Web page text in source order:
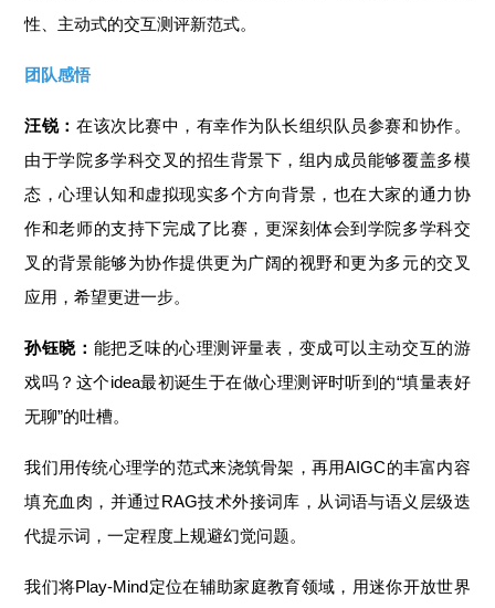
性、主动式的交互测评新范式。
团队感悟
汪锐： 在该次比赛中，有幸作为队长组织队员参赛和协作。
由于学院多学科交叉的招生背景下，组内成员能够覆盖多模
态，心理认知和虚拟现实多个方向背景，也在大家的通力协
作和老师的支持下完成了比赛，更深刻体会到学院多学科交
叉的背景能够为协作提供更为广阔的视野和更为多元的交叉
应用，希望更进一步。
孙钰晓： 能把乏味的心理测评量表，变成可以主动交互的游
戏吗？这个idea最初诞生于在做心理测评时听到的“填量表好
无聊”的吐槽。
我们用传统心理学的范式来浇筑骨架，再用AIGC的丰富内容
填充血肉，并通过RAG技术外接词库，从词语与语义层级迭
代提示词，一定程度上规避幻觉问题。
我们将Play-Mind定位在辅助家庭教育领域，用迷你开放世界